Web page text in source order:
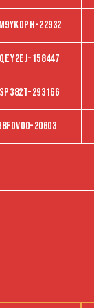
22932
158447
293166
20603